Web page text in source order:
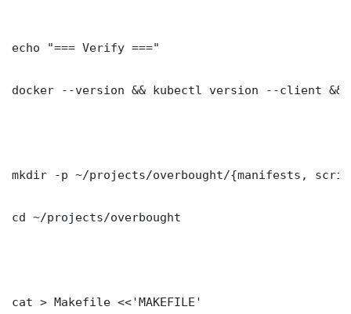
echo "=== Verify ==="
docker --version && kubectl version --client &&
mkdir -p ~/projects/overbought/{manifests,
cd ~/projects/overbought
cat > Makefile <<'MAKEFILE'